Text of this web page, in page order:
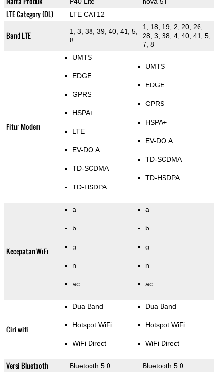
LTE Category (DL) LTE CAT12
Band LTE
1, 3, 38, 39, 40, 41, 5,
8
1, 18, 19, 2, 20, 26,
28, 3, 38, 4, 40, 41, 5,
7, 8
Fitur Modem
UMTS
EDGE
GPRS
HSPA+
LTE
EV-DO A
TD-SCDMA
TD-HSDPA
UMTS
EDGE
GPRS
HSPA+
EV-DO A
TD-SCDMA
TD-HSDPA
Kecepatan WiFi
a
b
g
n
ac
a
b
g
n
ac
Ciri wifi
Dua Band
Hotspot WiFi
WiFi Direct
Dua Band
Hotspot WiFi
WiFi Direct
Versi Bluetooth Bluetooth 5.0 Bluetooth 5.0